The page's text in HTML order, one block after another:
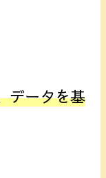
データを基